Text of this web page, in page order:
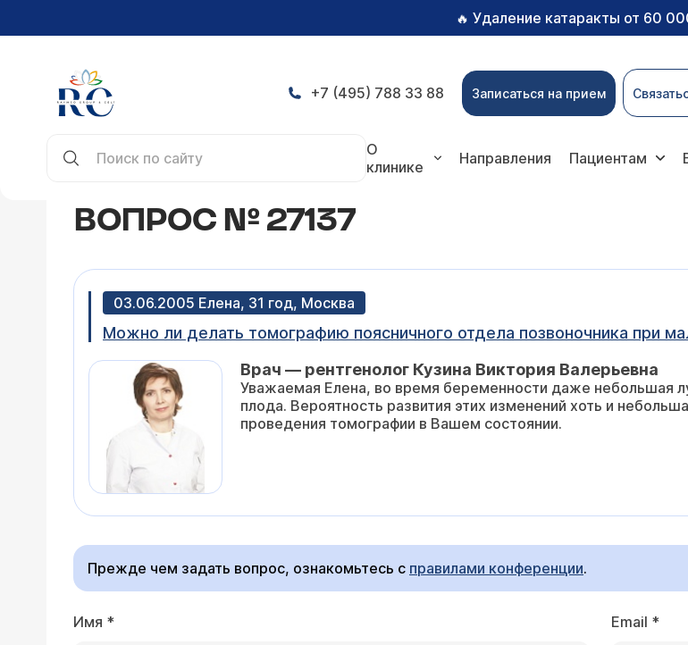
🔥 Удаление катаракты от 60
+7 (495) 788 33 88 Записаться на прием
О
клинике
Направления Пациентам
ВОПРОС № 27137
03.06.2005 Елена, 31 год, Москва
Можно ли делать томографию поясничного отдела позвоночника при
Врач — рентгенолог Кузина Виктория Валерьевна
Уважаемая Елена, во время беременности даже небольшая
плода. Вероятность развития этих изменений хоть и
проведения томографии в Вашем состоянии.
Прежде чем задать вопрос, ознакомьтесь с правилами конференции.
Имя * Email *